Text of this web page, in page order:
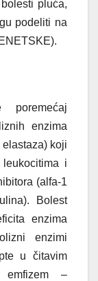
pluća,
podeliti na
poremećaj
enzima
koji
i
(alfa-1
Bolest
enzima
enzimi
u čitavim
emfizem –